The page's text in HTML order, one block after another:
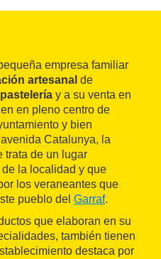
empresa familiar
artesanal de
y a su venta en
en pleno centro de
y bien
Catalunya, la
trata de un lugar
la localidad y que
los veraneantes que
pueblo del Garraf.
que elaboran en su
también tienen
destaca por